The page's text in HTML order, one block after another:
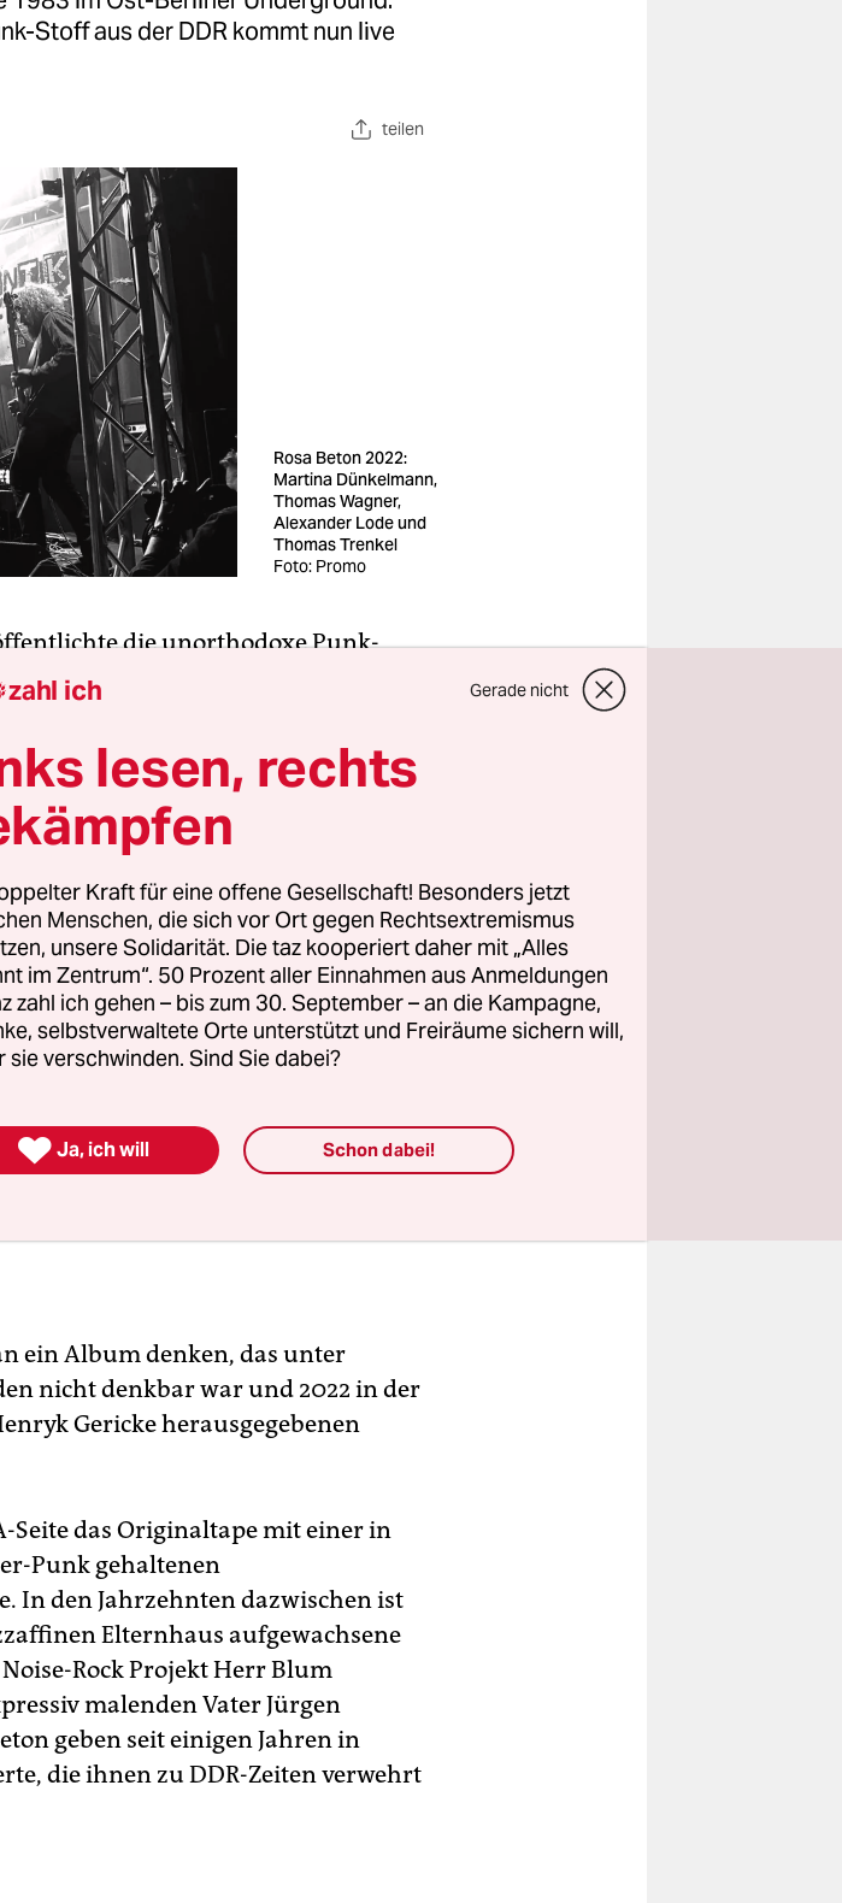
Stoff aus der DDR kommt nun live
teilen
Rosa Beton 2022:
Martina Dünkelmann,
Thomas Wagner,
Alexander Lode und
Thomas Trenkel
Foto: Promo
die unorthodoxe Punk-
auf LP den Song „Zurück zum
gegen hippieske
in Ost-Berlin, Hauptstadt der DDR,
unorthodoxen Punk-DuosRosa
Bass) und Ronald Mausolf
ein Album denken, das unter
nicht denkbar war und 2022 in der
Gericke herausgegebenen
das Originaltape mit einer in
Punk gehaltenen
In den Jahrzehnten dazwischen ist
Elternhaus aufgewachsene
Rock Projekt Herr Blum
malenden Vater Jürgen
geben seit einigen Jahren in
die ihnen zu DDR-Zeiten verwehrt
zahl ich Gerade nicht
lesen, rechts
Kraft für eine offene Gesellschaft! Besonders jetzt
Menschen, die sich vor Ort gegen Rechtsextremismus
unsere Solidarität. Die taz kooperiert daher mit „Alles
im Zentrum“. 50 Prozent aller Einnahmen aus Anmeldungen
zahl ich gehen – bis zum 30. September – an die Kampagne,
selbstverwaltete Orte unterstützt und Freiräume sichern will,
sie verschwinden. Sind Sie dabei?
 Ja, ich will Schon dabei!